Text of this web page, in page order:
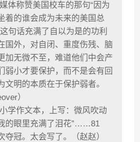
体称赞美国校车的那句“因为
着的谁会成为未来的美国总
句话充满了自以为是的功利
国外，对自闭、重度伤残、脑
加无微不至，难道他们中会产
弱小才要保护，而不是会有回
文明的本质在于保护弱者。
）
学作文本，上写：微风吹动
的眼里充满了泪花”……81
夺冠。太会写了。（赵赵）